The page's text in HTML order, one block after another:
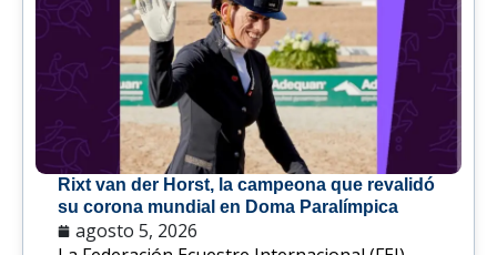
Rixt van der Horst, la campeona que revalidó
su corona mundial en Doma Paralímpica
agosto 5, 2026